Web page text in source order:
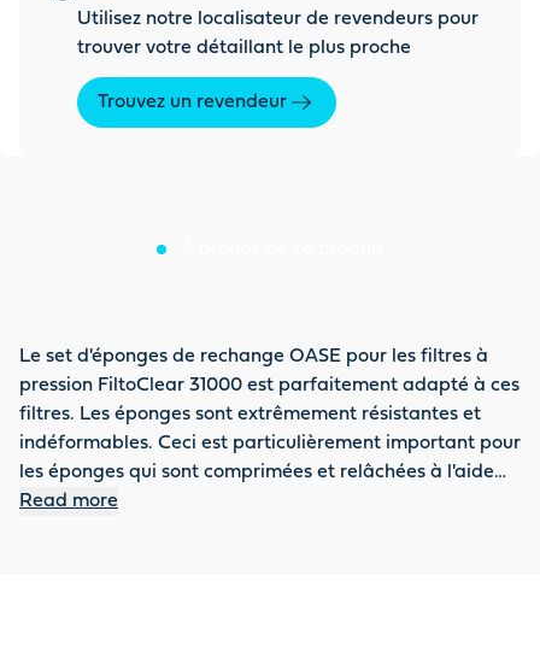
Utilisez notre localisateur de revendeurs pour
trouver votre détaillant le plus proche
Trouvez un revendeur
Le set d'éponges de rechange OASE pour les filtres à
pression FiltoClear 31000 est parfaitement adapté à ces
filtres. Les éponges sont extrêmement résistantes et
indéformables. Ceci est particulièrement important pour
les éponges qui sont comprimées et relâchées à l'aide
des poignées de nettoyage pendant le processus de
Read more